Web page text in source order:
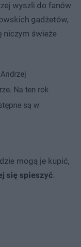
wyszli do fanów
gadżetów,
niczym świeże
Na ten rok
są w
mogą je kupić,
się spieszyć.